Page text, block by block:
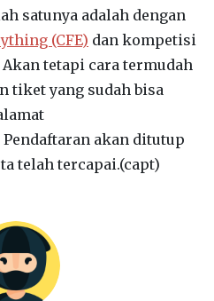
satunya adalah dengan
(CFE) dan kompetisi
Akan tetapi cara termudah
tiket yang sudah bisa
Pendaftaran akan ditutup
telah tercapai.(capt)